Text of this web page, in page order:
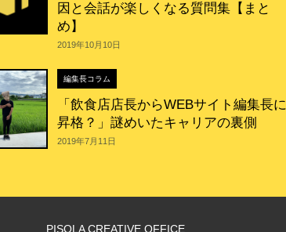
因と会話が楽しくなる質問集【まと
め】
2019年10月10日
編集長コラム
「飲食店店長からWEBサイト編集長に
昇格？」謎めいたキャリアの裏側
2019年7月11日
PISOLA CREATIVE OFFICE